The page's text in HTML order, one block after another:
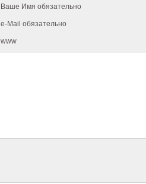
Ваше Имя обязательно
e-Mail обязательно
www